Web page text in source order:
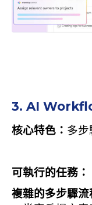
3. AI
核心特色： 多
可執行的任務：
複雜的多步驟流